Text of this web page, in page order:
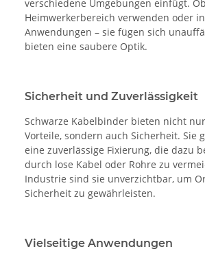
verschiedene Umgebungen einfügt.
Heimwerkerbereich verwenden oder
Anwendungen – sie fügen sich
bieten eine saubere Optik.
Sicherheit und Zuverlässigkeit
Schwarze Kabelbinder bieten nicht
Vorteile, sondern auch Sicherheit. Sie
eine zuverlässige Fixierung, die dazu
durch lose Kabel oder Rohre zu
Industrie sind sie unverzichtbar, um
Sicherheit zu gewährleisten.
Vielseitige Anwendungen